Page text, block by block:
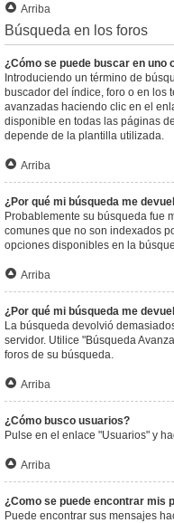
Arriba
Búsqueda en los foros
¿Cómo se puede buscar en uno
Introduciendo un término de
buscador del índice, foro o en los
avanzadas haciendo clic en el
disponible en todas las páginas
depende de la plantilla utilizada.
Arriba
¿Por qué mi búsqueda me
Probablemente su búsqueda fue
comunes que no son indexados
opciones disponibles en la
Arriba
¿Por qué mi búsqueda me
La búsqueda devolvió
servidor. Utilice "Búsqueda
foros de su búsqueda.
Arriba
¿Cómo busco usuarios?
Pulse en el enlace "Usuarios" y
Arriba
¿Como se puede encontrar mis
Puede encontrar sus mensajes